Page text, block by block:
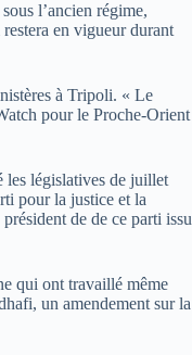
l’ancien régime,
en vigueur durant
à Tripoli. « Le
pour le Proche-Orient
les législatives de juillet
pour la justice et la
de de ce parti issu
qui ont travaillé même
un amendement sur la